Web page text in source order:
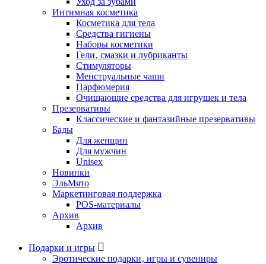
Интимная косметика
Косметика для тела
Средства гигиены
Наборы косметики
Гели‚ смазки и лубриканты
Стимуляторы
Менструальные чаши
Парфюмерия
Очищающие средства для игрушек и тела
Презервативы
Классические и фантазийные презервативы
Бады
Для женщин
Для мужчин
Unisex
Новинки
ЭльМято
Маркетинговая поддержка
POS-материалы
Архив
Архив
Подарки и игры
Эротические подарки‚ игры и сувениры